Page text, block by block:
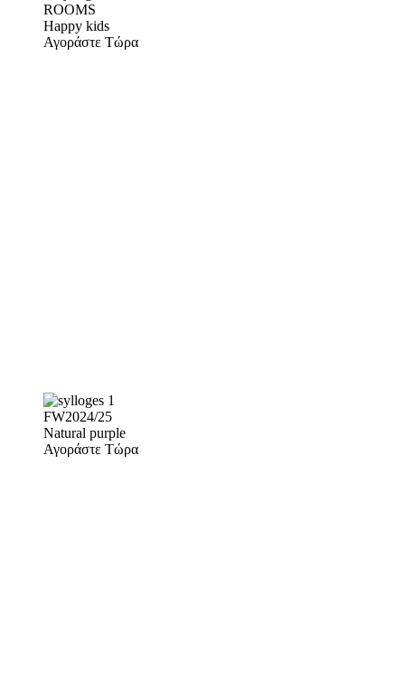
ROOMS
Happy kids
Αγοράστε Τώρα
FW2024/25
Natural purple
Αγοράστε Τώρα